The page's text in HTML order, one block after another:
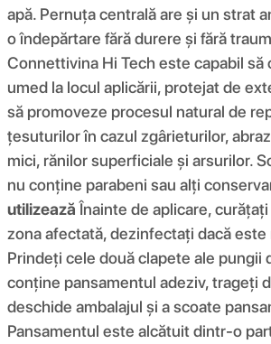
apă. Pernuța centrală are și un strat
o îndepărtare fără durere și fără
Connettivina Hi Tech este capabil să
umed la locul aplicării, protejat de
să promoveze procesul natural de
țesuturilor în cazul zgârieturilor,
mici, rănilor superficiale și arsurilor.
nu conține parabeni sau alți
utilizeazăÎnainte de aplicare,
zona afectată, dezinfectați dacă este
Prindeți cele două clapete ale pungii
conține pansamentul adeziv, trageți
deschide ambalajul și a scoate
Pansamentul este alcătuit dintr-o